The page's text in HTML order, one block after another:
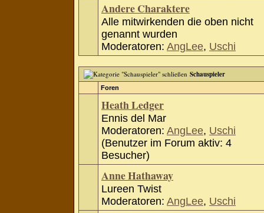
Andere Charaktere
Alle mitwirkenden die oben nicht
genannt wurden
Moderatoren: AngLee, Uschi
Schauspieler
Foren
Heath Ledger
Ennis del Mar
Moderatoren: AngLee, Uschi
(Benutzer im Forum aktiv: 4
Besucher)
Anne Hathaway
Lureen Twist
Moderatoren: AngLee, Uschi